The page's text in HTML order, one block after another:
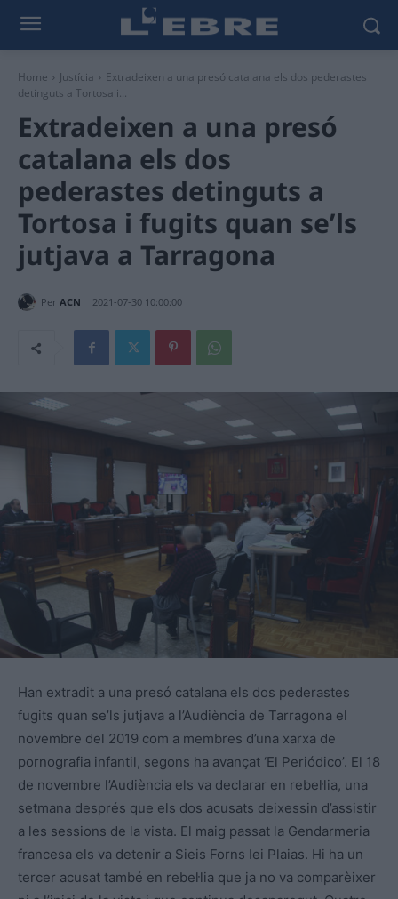
Home Justícia
Extradeixen a una presó catalana els dos pederastes
detinguts a Tortosa i...
Extradeixen a una presó
catalana els dos
pederastes detinguts a
Tortosa i fugits quan se’ls
jutjava a Tarragona
Per ACN 2021-07-30 10:00:00
Han extradit a una presó catalana els dos pederastes
fugits quan se’ls jutjava a l’Audiència de Tarragona el
novembre del 2019 com a membres d’una xarxa de
pornografia infantil, segons ha avançat ‘El Periódico’. El 18
de novembre l’Audiència els va declarar en rebel·lia, una
setmana després que els dos acusats deixessin d’assistir
a les sessions de la vista. El maig passat la Gendarmeria
francesa els va detenir a Sieis Forns Iei Plaias. Hi ha un
tercer acusat també en rebel·lia que ja no va comparèixer